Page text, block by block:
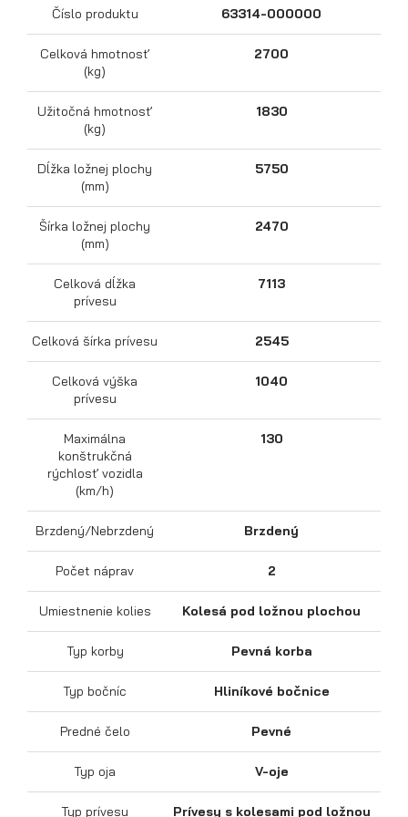
Prepravníky motocyklov
Výklopné prívesy
Číslo produktu 63314-000000
Celková hmotnosť
(kg)
2700
Užitočná hmotnosť
(kg)
1830
Dĺžka ložnej plochy
(mm)
5750
Šírka ložnej plochy
(mm)
2470
Celková dĺžka
prívesu
7113
Celková šírka prívesu 2545
Celková výška
prívesu
1040
Maximálna
konštrukčná
rýchlosť vozidla
(km/h)
130
Brzdený/Nebrzdený Brzdený
Počet náprav 2
Umiestnenie kolies Kolesá pod ložnou plochou
Typ korby Pevná korba
Typ bočníc Hliníkové bočnice
Predné čelo Pevné
Typ oja V-oje
Typ prívesu Prívesy s kolesami pod ložnou